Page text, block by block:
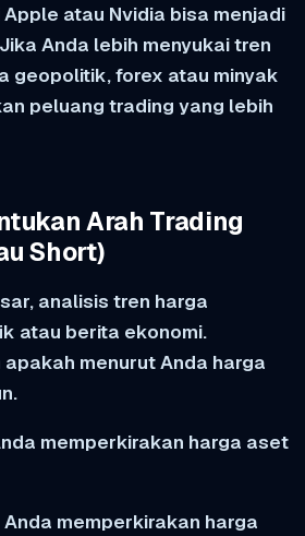
atau Nvidia bisa menjadi
Anda lebih menyukai tren
geopolitik, forex atau minyak
peluang trading yang lebih
Arah Trading
Short)
analisis tren harga
atau berita ekonomi.
menurut Anda harga
memperkirakan harga aset
memperkirakan harga